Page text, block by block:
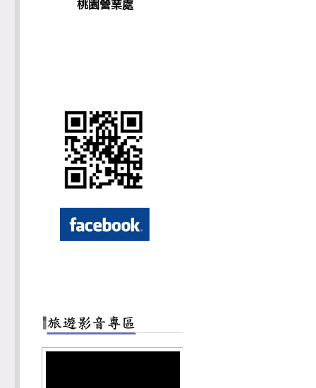
桃園營業處